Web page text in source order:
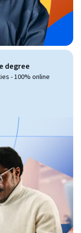
degree
- 100% online